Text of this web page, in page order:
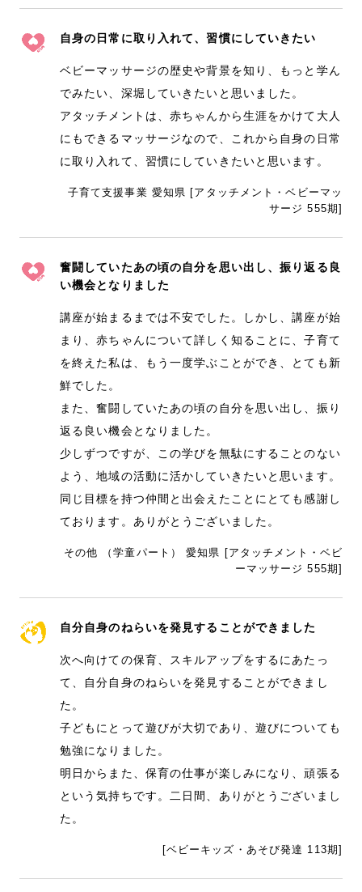
自身の日常に取り入れて、習慣にしていきたい
ベビーマッサージの歴史や背景を知り、もっと学ん
でみたい、深堀していきたいと思いました。
アタッチメントは、赤ちゃんから生涯をかけて大人
にもできるマッサージなので、これから自身の日常
に取り入れて、習慣にしていきたいと思います。
子育て支援事業 愛知県 [アタッチメント・ベビーマッ
サージ 555期]
奮闘していたあの頃の自分を思い出し、振り返る良
い機会となりました
講座が始まるまでは不安でした。しかし、講座が始
まり、赤ちゃんについて詳しく知ることに、子育て
を終えた私は、もう一度学ぶことができ、とても新
鮮でした。
また、奮闘していたあの頃の自分を思い出し、振り
返る良い機会となりました。
少しずつですが、この学びを無駄にすることのない
よう、地域の活動に活かしていきたいと思います。
同じ目標を持つ仲間と出会えたことにとても感謝し
ております。ありがとうございました。
その他 （学童パート） 愛知県 [アタッチメント・ベビ
ーマッサージ 555期]
自分自身のねらいを発見することができました
次へ向けての保育、スキルアップをするにあたっ
て、自分自身のねらいを発見することができまし
た。
子どもにとって遊びが大切であり、遊びについても
勉強になりました。
明日からまた、保育の仕事が楽しみになり、頑張る
という気持ちです。二日間、ありがとうございまし
た。
[ベビーキッズ・あそび発達 113期]